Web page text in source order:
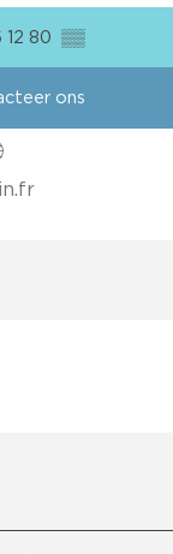
12 80 ▒▒
ons